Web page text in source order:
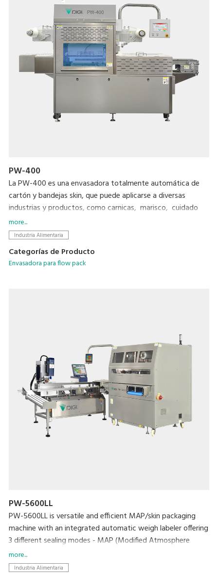
PW-400
La PW-400 es una envasadora totalmente automática de
cartón y bandejas skin, que puede aplicarse a diversas
industrias y productos, como carnicas, marisco, cuidado
personal y productos químicos de uso diario.
more...
Industria Alimentaria
Categorías de Producto
Envasadora para flow pack
PW-5600LL
PW-5600LL is versatile and efficient MAP/skin packaging
machine with an integrated automatic weigh labeler offering
3 different sealing modes - MAP (Modified Atmosphere
Packing), VSP (Vacuum Skin Packing) and Seal Only (Natural
gas).
more...
Industria Alimentaria